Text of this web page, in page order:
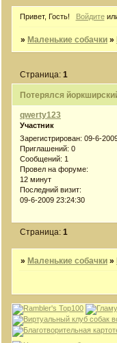
Привет, Гость! Войдите
» Маленькие собачки »
Потерялся
Страница:1
qwerty123
Участник
Зарегистрирован: 09-6-
Приглашений: 0
Сообщений: 1
Провел на форуме:
12 минут
Последний визит:
09-6-2009 23:24:30
Страница:1
» Маленькие собачки »